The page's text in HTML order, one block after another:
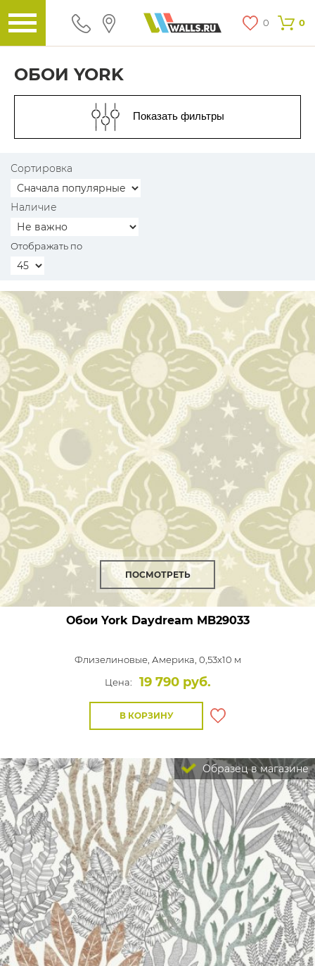
0 0
ОБОИ YORK
Показать фильтры
Сортировка
Наличие
Отображать по
ПОСМОТРЕТЬ
Обои York Daydream MB29033
Флизелиновые, Америка, 0,53x10 м
Цена:
19 790 руб.
В КОРЗИНУ
Образец в магазине